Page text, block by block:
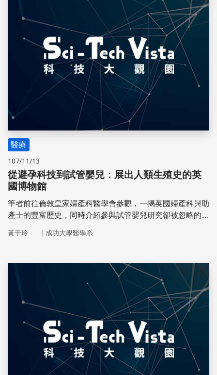
醫療
107/11/13
從避孕科技到試管嬰兒：展出人類生殖史的英
國博物館
筆者前往倫敦皇家婦產科醫學會參觀，一揭英國婦產科與助
產士的豐富歷史，同時介紹參與試管嬰兒研究卻被忽略的胚
間，鼓勵一般民眾參與學會事務。
黃于玲 ｜ 成功大學醫學系
儲存